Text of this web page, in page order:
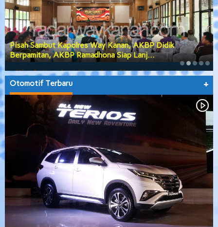
Pisah Sambut Kapolres Way Kanan, AKBP Didik
Berpamitan, AKBP Ramadhona Siap Lanj…
Otomotif Terbaru +